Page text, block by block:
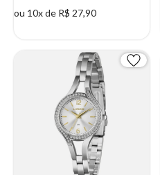
ou 10x de R$ 27,90